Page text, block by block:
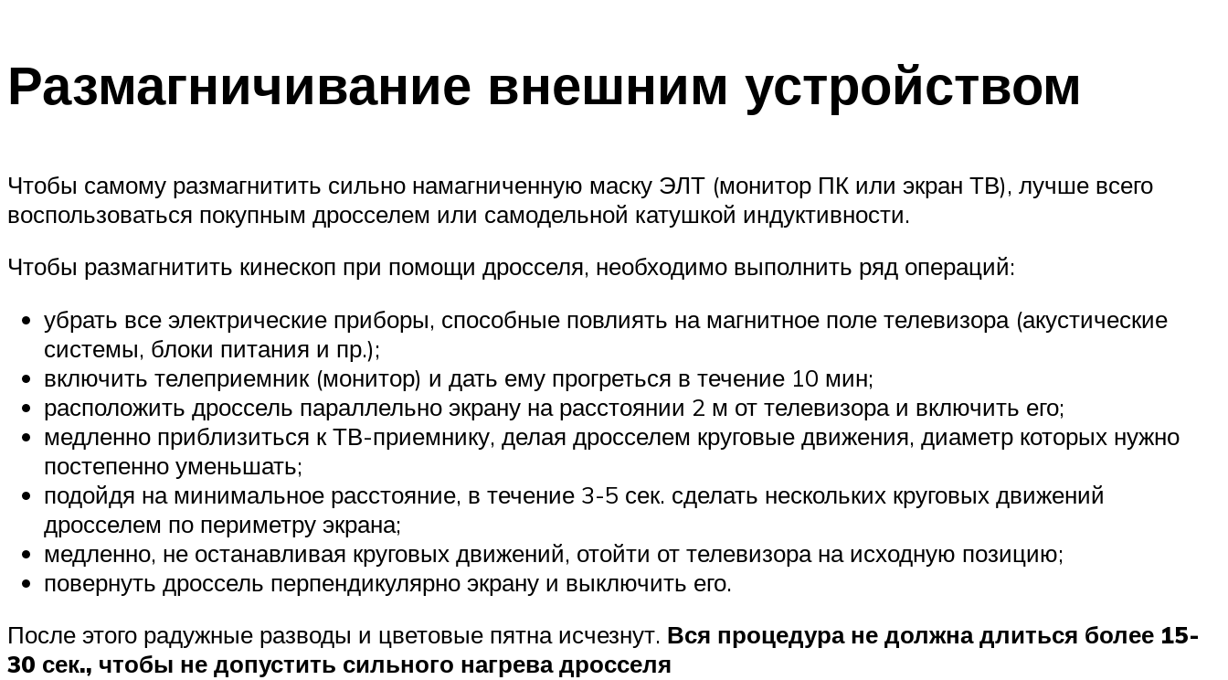
Размагничивание внешним устройством
Чтобы самому размагнитить сильно намагниченную маску ЭЛТ (монитор ПК или экран ТВ), лучше всего
воспользоваться покупным дросселем или самодельной катушкой индуктивности.
Чтобы размагнитить кинескоп при помощи дросселя, необходимо выполнить ряд операций:
убрать все электрические приборы, способные повлиять на магнитное поле телевизора (акустические
системы, блоки питания и пр.);
включить телеприемник (монитор) и дать ему прогреться в течение 10 мин;
расположить дроссель параллельно экрану на расстоянии 2 м от телевизора и включить его;
медленно приблизиться к ТВ-приемнику, делая дросселем круговые движения, диаметр которых нужно
постепенно уменьшать;
подойдя на минимальное расстояние, в течение 3-5 сек. сделать нескольких круговых движений
дросселем по периметру экрана;
медленно, не останавливая круговых движений, отойти от телевизора на исходную позицию;
повернуть дроссель перпендикулярно экрану и выключить его.
После этого радужные разводы и цветовые пятна исчезнут. Вся процедура не должна длиться более 15-
30 сек., чтобы не допустить сильного нагрева дросселя